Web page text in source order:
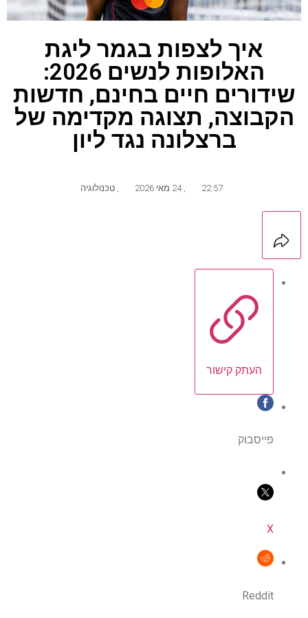
איך לצפות בגמר ליגת
האלופות לנשים 2026:
שידורים חיים בחינם, חדשות
הקבוצה, תצוגה מקדימה של
ברצלונה נגד ליון
22:57 24 מאי 2026 טכנולוגיה
העתק קישור
פייסבוק
X
Reddit